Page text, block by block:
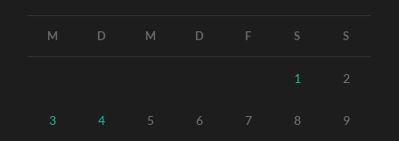
M D M D F S S
1 2
3 4 5 6 7 8 9